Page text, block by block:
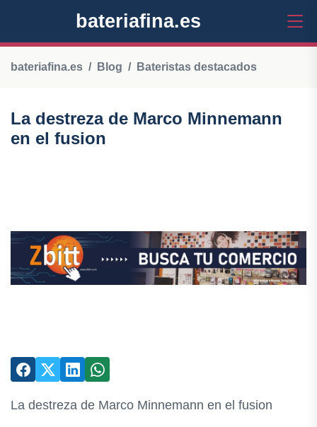
bateriafina.es
bateriafina.es Blog Bateristas destacados
La destreza de Marco Minnemann
en el fusion
La destreza de Marco Minnemann en el fusion